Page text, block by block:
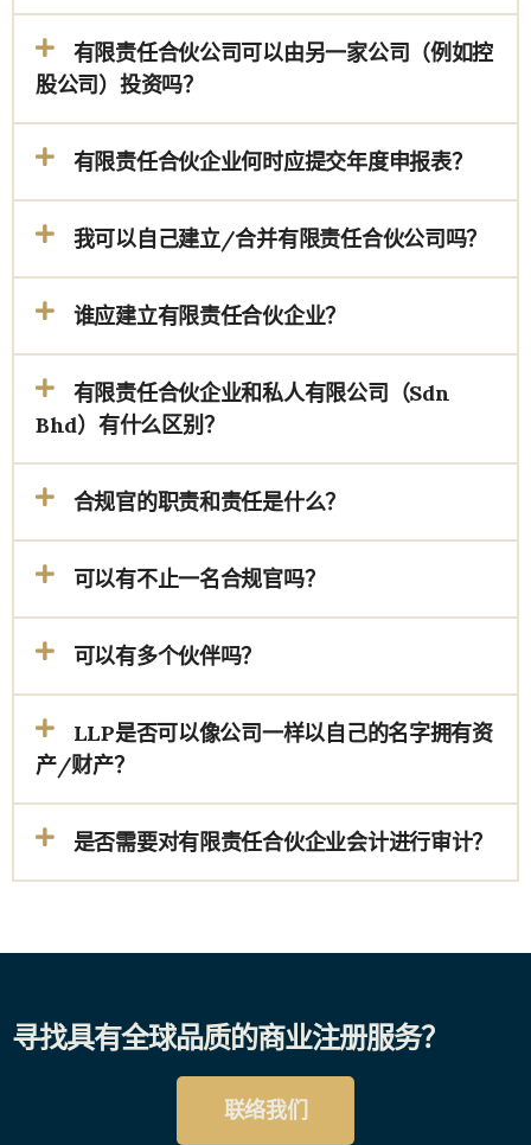
有限责任合伙公司可以由另一家公司（例如控
股公司）投资吗？
有限责任合伙企业何时应提交年度申报表？
我可以自己建立/合并有限责任合伙公司吗？
谁应建立有限责任合伙企业？
有限责任合伙企业和私人有限公司（Sdn
Bhd）有什么区别？
合规官的职责和责任是什么？
可以有不止一名合规官吗？
可以有多个伙伴吗？
LLP是否可以像公司一样以自己的名字拥有资
产/财产？
是否需要对有限责任合伙企业会计进行审计？
寻找具有全球品质的商业注册服务？
联络我们